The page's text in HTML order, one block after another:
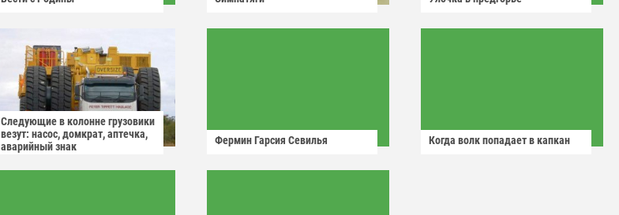
Следующие в колонне грузовики
везут: насос, домкрат, аптечка,
аварийный знак
Фермин Гарсия Севилья Когда волк попадает в капкан